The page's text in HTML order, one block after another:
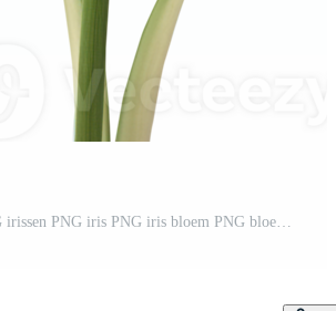
irissen bloem PNG irissen PNG iris PNG iris bloem PNG bloem PNG mooi bloem PNG irissen bloem transparant achtergrond ai gegenereerd Pro PNG